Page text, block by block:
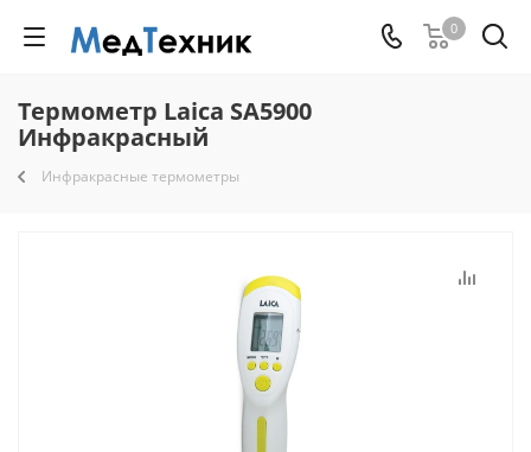
0
Термометр Laica SA5900
Инфракрасный
Инфракрасные термометры